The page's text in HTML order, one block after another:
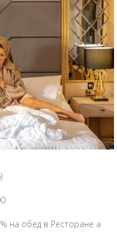
на обед в Pесторане а